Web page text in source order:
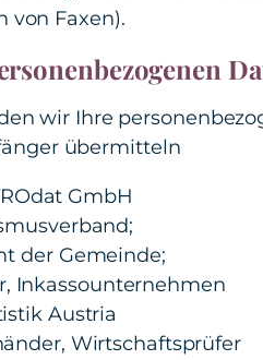
von Faxen).
wir Ihre
übermitteln
GmbH
der Gemeinde;
Inkassounternehmen
Austria
Wirtschaftsprüfer